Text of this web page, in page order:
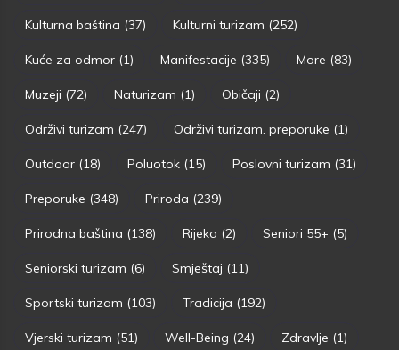
Kulturna baština (37) Kulturni turizam (252)
Kuće za odmor (1) Manifestacije (335) More (83)
Muzeji (72) Naturizam (1) Običaji (2)
Održivi turizam (247) Održivi turizam. preporuke (1)
Outdoor (18) Poluotok (15) Poslovni turizam (31)
Preporuke (348) Priroda (239)
Prirodna baština (138) Rijeka (2) Seniori 55+ (5)
Seniorski turizam (6) Smještaj (11)
Sportski turizam (103) Tradicija (192)
Vjerski turizam (51) Well-Being (24) Zdravlje (1)